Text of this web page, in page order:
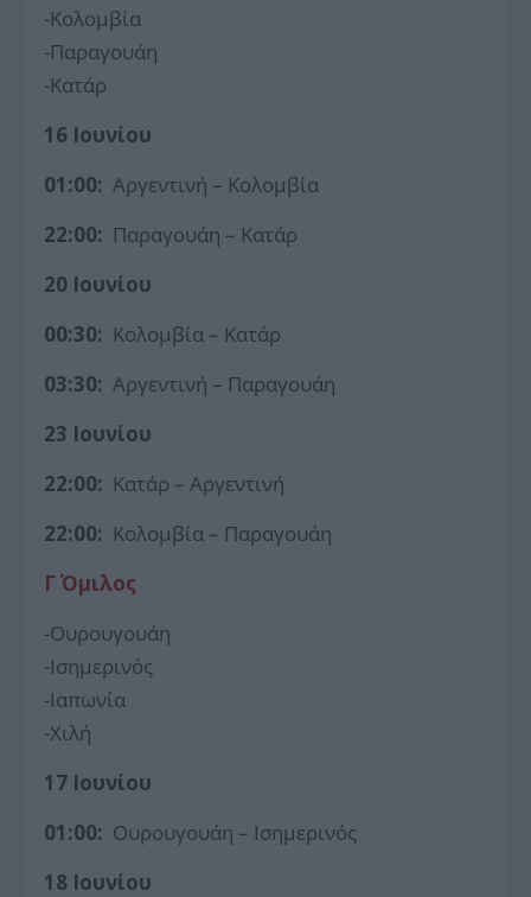
-Κολομβία
-Παραγουάη
-Κατάρ
16 Ιουνίου
01:00: Αργεντινή – Κολομβία
22:00: Παραγουάη – Κατάρ
20 Ιουνίου
00:30: Κολομβία – Κατάρ
03:30: Αργεντινή – Παραγουάη
23 Ιουνίου
22:00: Κατάρ – Αργεντινή
22:00: Κολομβία – Παραγουάη
Γ΄ Όμιλος
-Ουρουγουάη
-Ισημερινός
-Ιαπωνία
-Χιλή
17 Ιουνίου
01:00: Ουρουγουάη – Ισημερινός
18 Ιουνίου